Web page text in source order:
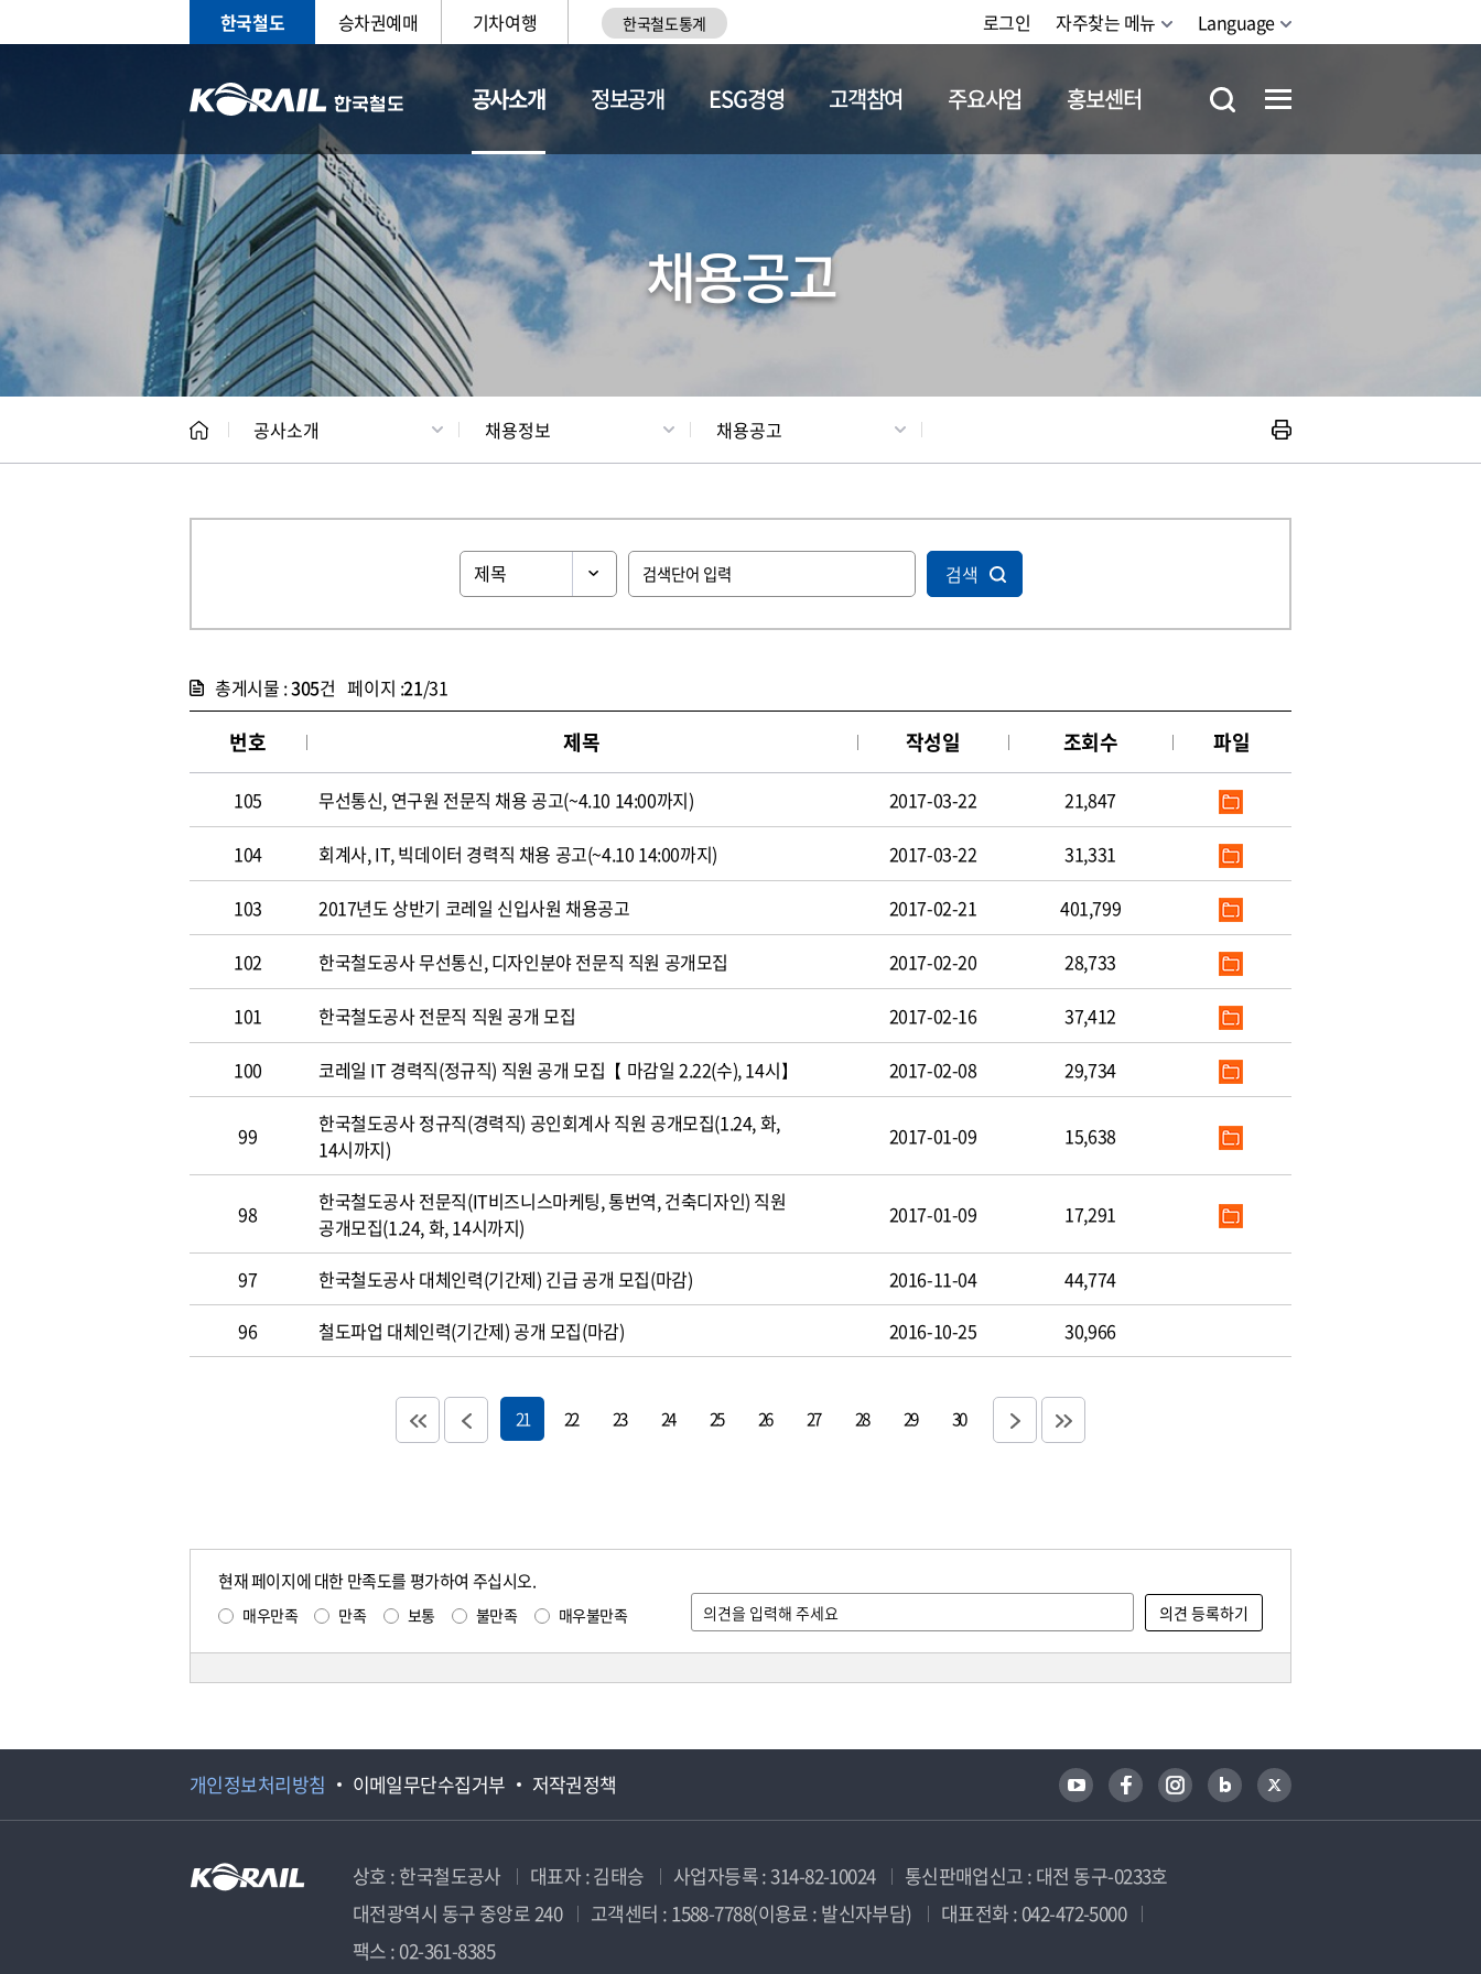
한국철도 승차권예매 기차여행 한국철도통계 로그인 자주찾는 메뉴 Language
공사소개
CEO 일반현황 채용정보
정보공개 ESG경영 고객참여 주요사업 홍보센터
채용공고
공사소개 채용정보 채용공고
검색
총게시물 :305건 페이지 :21/31
번호 제목 작성일 조회수 파일
105 무선통신, 연구원 전문직 채용 공고(~4.10 14:00까지) 2017-03-22 21,847
104 회계사, IT, 빅데이터 경력직 채용 공고(~4.10 14:00까지) 2017-03-22 31,331
103 2017년도 상반기 코레일 신입사원 채용공고 2017-02-21 401,799
102 한국철도공사 무선통신, 디자인분야 전문직 직원 공개모집 2017-02-20 28,733
101 한국철도공사 전문직 직원 공개 모집 2017-02-16 37,412
100 코레일 IT 경력직(정규직) 직원 공개 모집【 마감일 2.22(수), 14시】 2017-02-08 29,734
99
한국철도공사 정규직(경력직) 공인회계사 직원 공개모집(1.24, 화,
14시까지)
2017-01-09 15,638
98
한국철도공사 전문직(IT비즈니스마케팅, 통번역, 건축디자인) 직원
공개모집(1.24, 화, 14시까지)
2017-01-09 17,291
97 한국철도공사 대체인력(기간제) 긴급 공개 모집(마감) 2016-11-04
44,774
96
철도파업 대체인력(기간제) 공개 모집(마감) 2016-10-25 30,966
21 22 23 24 25 26 27 28 29 30
현재 페이지에 대한 만족도를 평가하여 주십시오.
매우만족 만족 보통 불만족 매우불만족
개인정보처리방침 이메일무단수집거부 저작권정책
상호 : 한국철도공사 대표자 : 김태승 사업자등록 : 314-82-10024
통신판매업신고 : 대전 동구-0233호
대전광역시 동구 중앙로 240
고객센터 : 1588-7788(이용료 : 발신자부담)
대표전화 : 042-472-5000
팩스 : 02-361-8385